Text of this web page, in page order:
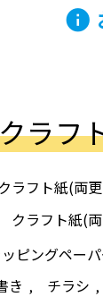
info
ラフ
ラフト紙(両
クラフト紙(
ピングペー
き , チラシ ,